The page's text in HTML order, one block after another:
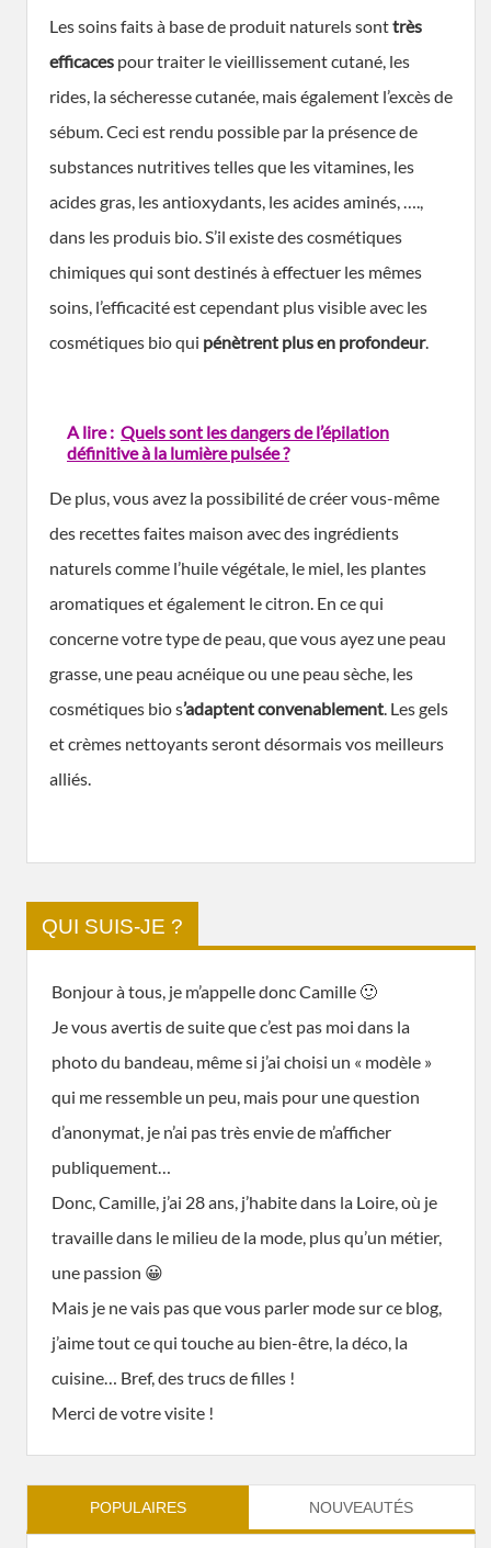
Les soins faits à base de produit naturels sonttrès
efficaces pour traiter le vieillissement cutané, les
rides, la sécheresse cutanée, mais également l’excès de
sébum. Ceci est rendu possible par la présence de
substances nutritives telles que les vitamines, les
acides gras, les antioxydants, les acides aminés, ….,
dans les produis bio. S’il existe des cosmétiques
chimiques qui sont destinés à effectuer les mêmes
soins, l’efficacité est cependant plus visible avec les
cosmétiques bio qui pénètrent plus en profondeur.
A lire : Quels sont les dangers de l’épilation
définitive à la lumière pulsée ?
De plus, vous avez la possibilité de créer vous-même
des recettes faites maison avec des ingrédients
naturels comme l’huile végétale, le miel, les plantes
aromatiques et également le citron. En ce qui
concerne votre type de peau, que vous ayez une peau
grasse, une peau acnéique ou une peau sèche, les
cosmétiques bio s’adaptent convenablement. Les gels
et crèmes nettoyants seront désormais vos meilleurs
alliés.
QUI SUIS-JE ?
Bonjour à tous, je m’appelle donc Camille 🙂
Je vous avertis de suite que c’est pas moi dans la
photo du bandeau, même si j’ai choisi un « modèle »
qui me ressemble un peu, mais pour une question
d’anonymat, je n’ai pas très envie de m’afficher
publiquement…
Donc, Camille, j’ai 28 ans, j’habite dans la Loire, où je
travaille dans le milieu de la mode, plus qu’un métier,
une passion 😀
Mais je ne vais pas que vous parler mode sur ce blog,
j’aime tout ce qui touche au bien-être, la déco, la
cuisine… Bref, des trucs de filles !
Merci de votre visite !
POPULAIRES NOUVEAUTÉS